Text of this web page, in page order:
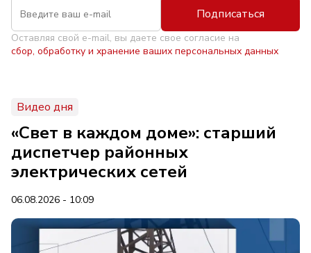
Подписаться
Оставляя свой e-mail, вы даете свое согласие на
сбор, обработку и хранение ваших персональных данных
Видео дня
«Свет в каждом доме»: старший
диспетчер районных
электрических сетей
06.08.2026 - 10:09